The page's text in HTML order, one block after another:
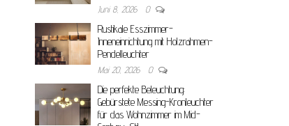
Juni 8, 2026 0
Rustikale Esszimmer-
Inneneinrichtung mit Holzrahmen-
Pendelleuchter
Mai 20, 2026 0
Die perfekte Beleuchtung:
Gebürstete Messing-Kronleuchter
für das Wohnzimmer im Mid-